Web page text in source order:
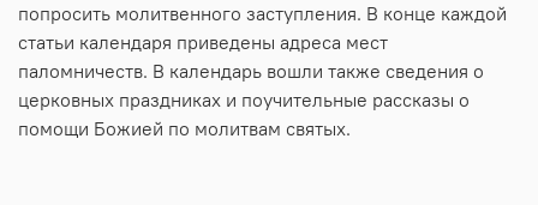
попросить молитвенного заступления. В конце каждой
статьи календаря приведены адреса мест
паломничеств. В календарь вошли также сведения о
церковных праздниках и поучительные рассказы о
помощи Божией по молитвам святых.